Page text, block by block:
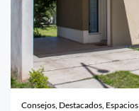
Consejos, Destacados, Espacios